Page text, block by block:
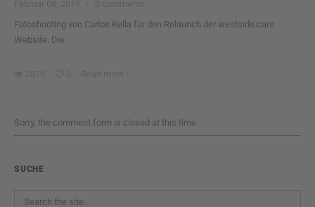
Fotoshooting von Carlos Kella für den Relaunch der westside.cars
Website. Die
Sorry, the comment form is closed at this time.
SUCHE